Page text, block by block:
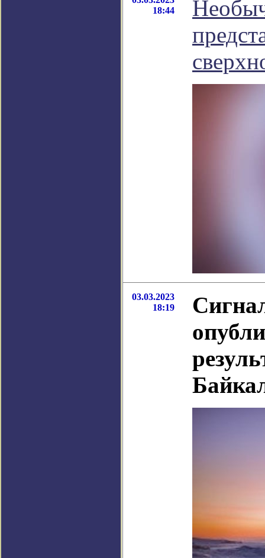
18:44
03.03.2023
18:19